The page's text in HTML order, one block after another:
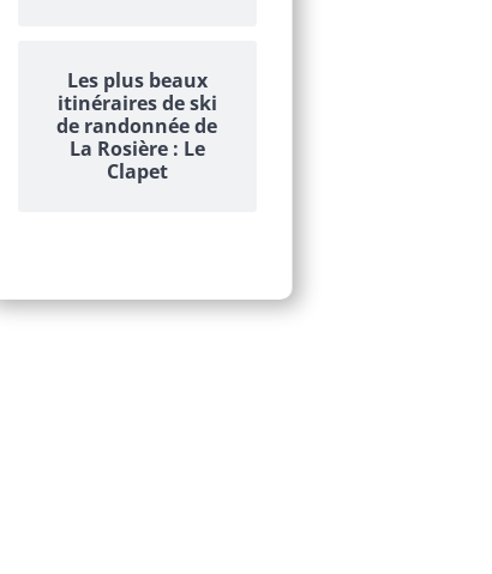
Les plus beaux
itinéraires de ski
de randonnée de
La Rosière : Le
Clapet